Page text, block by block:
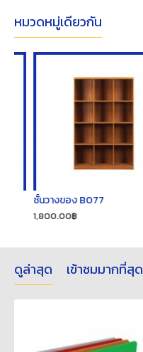
หมวดหมู่เดียวกัน
ชั้นวางของ B077
1,800.00฿
ดูล่าสุด เข้าชมมากที่สุด